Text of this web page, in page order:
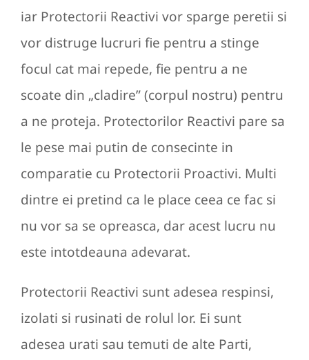
iar Protectorii Reactivi vor sparge peretii si
vor distruge lucruri fie pentru a stinge
focul cat mai repede, fie pentru a ne
scoate din „cladire” (corpul nostru) pentru
a ne proteja. Protectorilor Reactivi pare sa
le pese mai putin de consecinte in
comparatie cu Protectorii Proactivi. Multi
dintre ei pretind ca le place ceea ce fac si
nu vor sa se opreasca, dar acest lucru nu
este intotdeauna adevarat.
Protectorii Reactivi sunt adesea respinsi,
izolati si rusinati de rolul lor. Ei sunt
adesea urati sau temuti de alte Parti,